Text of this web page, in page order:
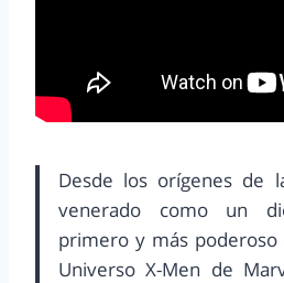
Desde los orígenes de
venerado como un
primero y más
Universo X-Men de